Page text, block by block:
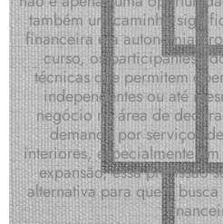
também um caminho
financeira e a autonomia
curso, os participantes
técnicas que permitem
independentes ou até
negócio na área de
demanda por serviços
interiores, especialmente
expansão, essa profissão
alternativa para quem